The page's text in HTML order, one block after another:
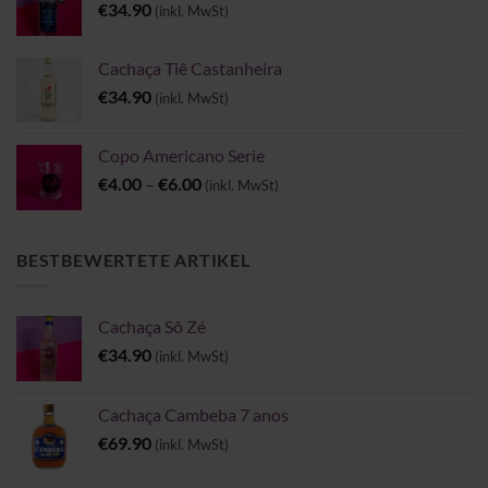
€34.90 (inkl. MwSt)
Cachaça Tiê Castanheira
€34.90 (inkl. MwSt)
Copo Americano Serie
€4.00 – €6.00Preisspanne:
€6.00
(inkl. MwSt)
BESTBEWERTETE ARTIKEL
Cachaça Sô Zé
€34.90 (inkl. MwSt)
Cachaça Cambeba 7 anos
€69.90 (inkl. MwSt)